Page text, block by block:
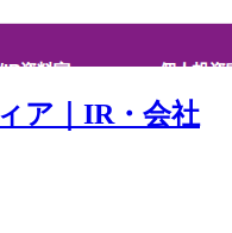
ア｜IR・会社